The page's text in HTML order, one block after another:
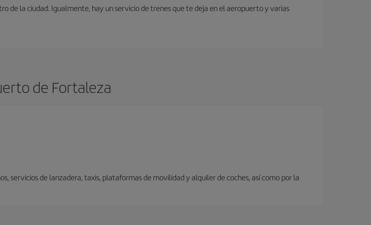
de la ciudad. Igualmente, hay un servicio de trenes que te deja en el aeropuerto y varias
de Fortaleza
servicios de lanzadera, taxis, plataformas de movilidad y alquiler de coches, así como por la